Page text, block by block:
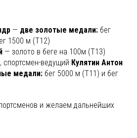
— две золотые медали: бег
1500 м (Т12)
— золото в беге на 100м (Т13)
, спортсмен-ведущий Кулятин Антон
медали: бег 5000 м (Т11) и бег
и желаем дальнейших